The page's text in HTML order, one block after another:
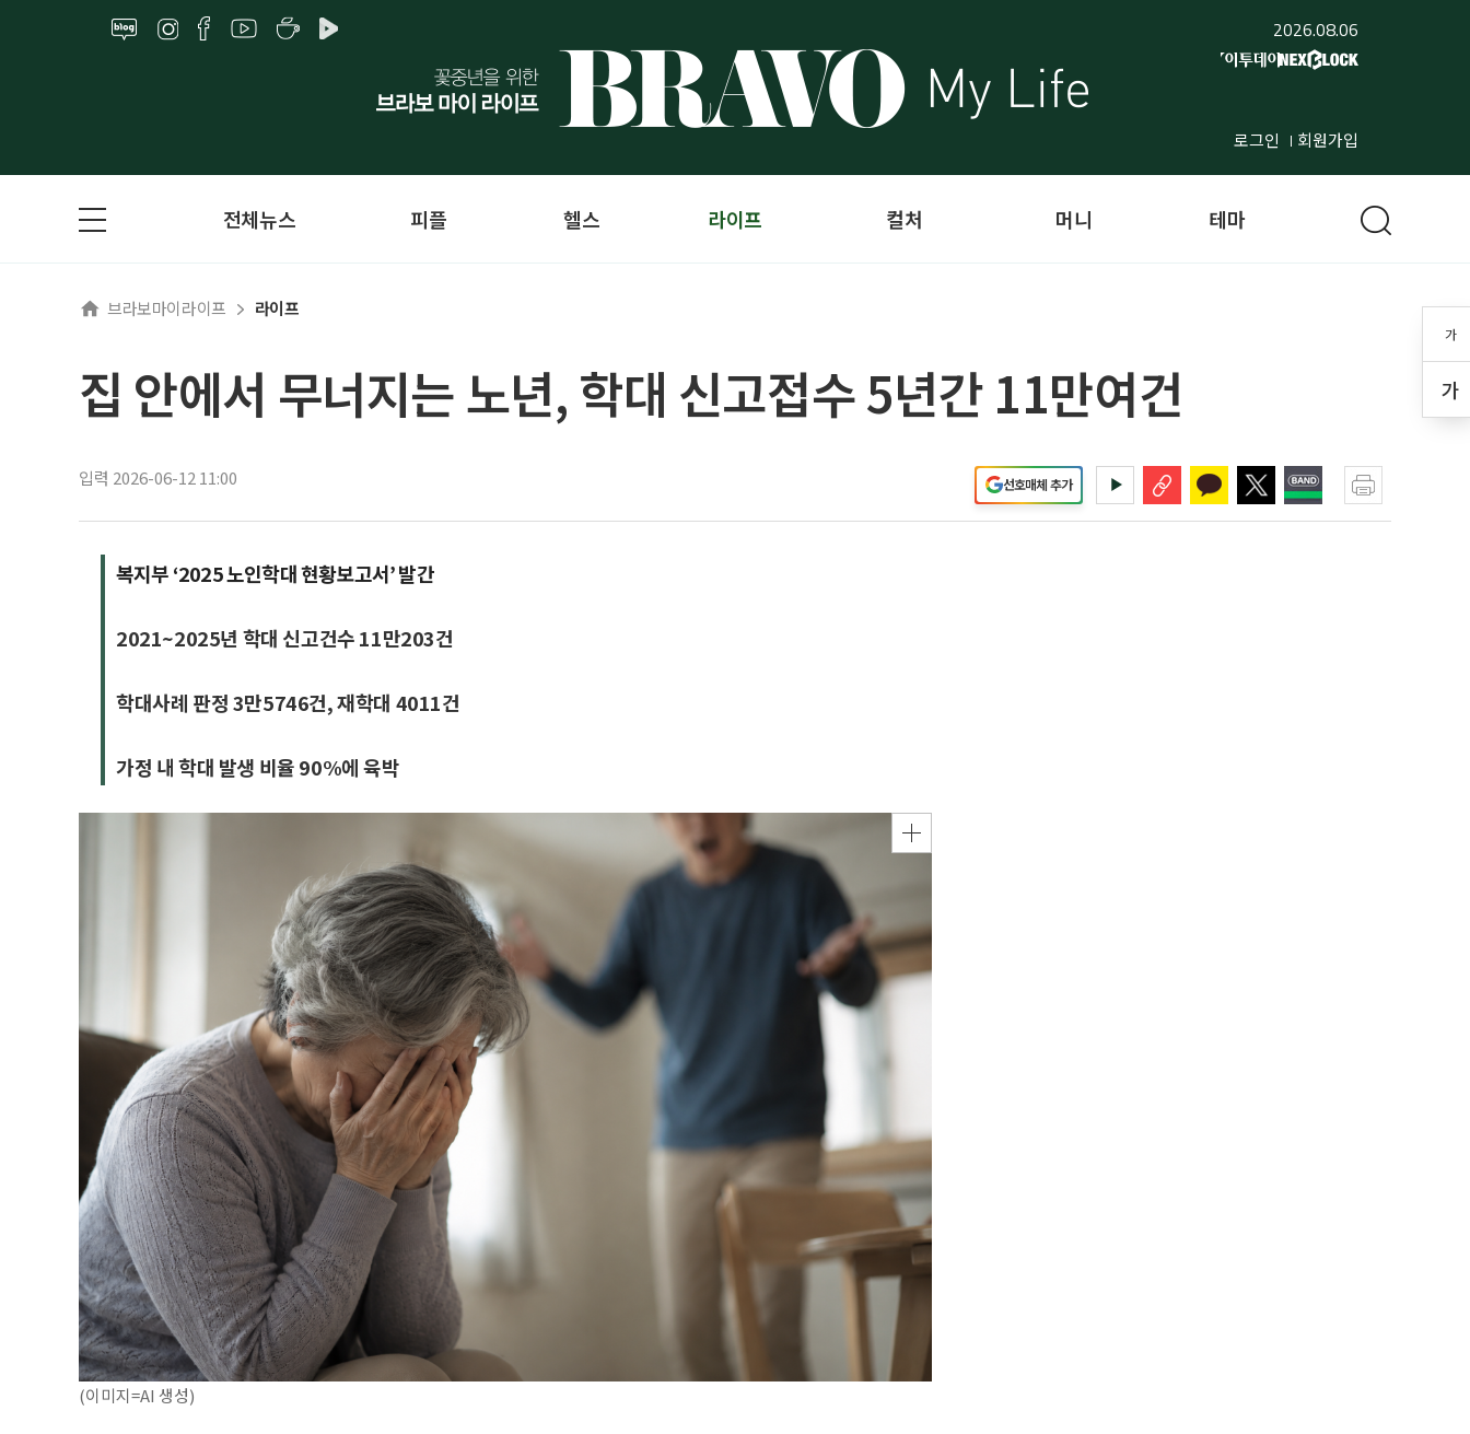
2026.08.06
로그인 회원가입
가
가
전체뉴스 피플 헬스 라이프 컬처 머니 테마
브라보마이라이프 라이프
집 안에서 무너지는 노년, 학대 신고접수 5년간 11만여건
입력 2026-06-12 11:00 선호매체 추가
복지부 ‘2025 노인학대 현황보고서’ 발간
2021~2025년 학대 신고건수 11만203건
학대사례 판정 3만5746건, 재학대 4011건
가정 내 학대 발생 비율 90%에 육박
(이미지=AI 생성)